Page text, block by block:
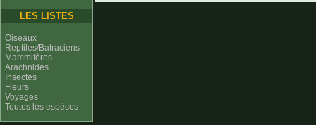
LES LISTES
Oiseaux
Reptiles/Batraciens
Mammifères
Arachnides
Insectes
Fleurs
Voyages
Toutes les espèces